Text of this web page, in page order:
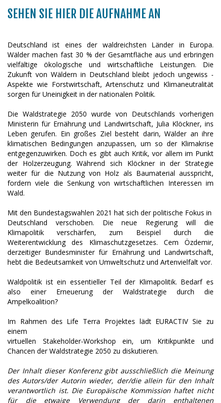
SEHEN SIE HIER DIE AUFNAHME AN
Deutschland ist eines der waldreichsten Länder in Europa.
Wälder machen fast 30 % der Gesamtfläche aus und erbringen
vielfältige ökologische und wirtschaftliche Leistungen. Die
Zukunft von Wäldern in Deutschland bleibt jedoch ungewiss -
Aspekte wie Forstwirtschaft, Artenschutz und Klimaneutralität
sorgen für Uneinigkeit in der nationalen Politik.
Die Waldstrategie 2050 wurde von Deutschlands vorherigen
Ministerin für Ernährung und Landwirtschaft, Julia Klöckner, ins
Leben gerufen. Ein großes Ziel besteht darin, Wälder an ihre
klimatischen Bedingungen anzupassen, um so der Klimakrise
entgegenzuwirken. Doch es gibt auch Kritik, vor allem im Punkt
der Holzerzeugung. Während sich Klöckner in der Strategie
weiter für die Nutzung von Holz als Baumaterial ausspricht,
fordern viele die Senkung von wirtschaftlichen Interessen im
Wald.
Mit den Bundestagswahlen 2021 hat sich der politische Fokus in
Deutschland verschoben. Die neue Regierung will die
Klimapolitik verschärfen, zum Beispiel durch die
Weiterentwicklung des Klimaschutzgesetzes. Cem Özdemir,
derzeitiger Bundesminister für Ernährung und Landwirtschaft,
hebt die Bedeutsamkeit von Umweltschutz und Artenvielfalt vor.
Waldpolitik ist ein essentieller Teil der Klimapolitik. Bedarf es
also einer Erneuerung der Waldstrategie durch die
Ampelkoalition?
Im Rahmen des Life Terra Projektes lädt EURACTIV Sie zu
einem
virtuellen Stakeholder-Workshop ein, um Kritikpunkte und
Chancen der Waldstrategie 2050 zu diskutieren.
Der Inhalt dieser Konferenz gibt ausschließlich die Meinung
des Autors/der Autorin wieder, der/die allein für den Inhalt
verantwortlich ist. Die Europäische Kommission haftet nicht
für die etwaige Verwendung der darin enthaltenen